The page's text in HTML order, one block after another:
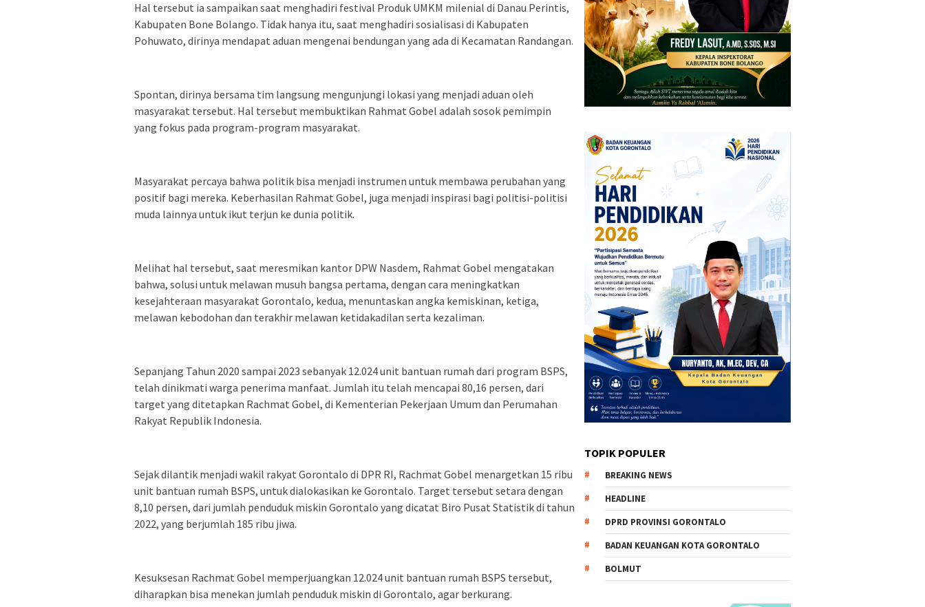
Hal tersebut ia sampaikan saat menghadiri festival Produk UMKM milenial di Danau Perintis,
Kabupaten Bone Bolango. Tidak hanya itu, saat menghadiri sosialisasi di Kabupaten
Pohuwato, dirinya mendapat aduan mengenai bendungan yang ada di Kecamatan Randangan.
Spontan, dirinya bersama tim langsung mengunjungi lokasi yang menjadi aduan oleh
masyarakat tersebut. Hal tersebut membuktikan Rahmat Gobel adalah sosok pemimpin
yang fokus pada program-program masyarakat.
Masyarakat percaya bahwa politik bisa menjadi instrumen untuk membawa perubahan yang
positif bagi mereka. Keberhasilan Rahmat Gobel, juga menjadi inspirasi bagi politisi-politisi
muda lainnya untuk ikut terjun ke dunia politik.
Melihat hal tersebut, saat meresmikan kantor DPW Nasdem, Rahmat Gobel mengatakan
bahwa, solusi untuk melawan musuh bangsa pertama, dengan cara meningkatkan
kesejahteraan masyarakat Gorontalo, kedua, menuntaskan angka kemiskinan, ketiga,
melawan kebodohan dan terakhir melawan ketidakadilan serta kezaliman.
Sepanjang Tahun 2020 sampai 2023 sebanyak 12.024 unit bantuan rumah dari program BSPS,
telah dinikmati warga penerima manfaat. Jumlah itu telah mencapai 80,16 persen, dari
target yang ditetapkan Rachmat Gobel, di Kementerian Pekerjaan Umum dan Perumahan
Rakyat Republik Indonesia.
Sejak dilantik menjadi wakil rakyat Gorontalo di DPR RI, Rachmat Gobel menargetkan 15 ribu
unit bantuan rumah BSPS, untuk dialokasikan ke Gorontalo. Target tersebut setara dengan
8,10 persen, dari jumlah penduduk miskin Gorontalo yang dicatat Biro Pusat Statistik di tahun
2022, yang berjumlah 185 ribu jiwa.
Kesuksesan Rachmat Gobel memperjuangkan 12.024 unit bantuan rumah BSPS tersebut,
diharapkan bisa menekan jumlah penduduk miskin di Gorontalo, agar berkurang.
TOPIK POPULER
BREAKING NEWS
HEADLINE
DPRD PROVINSI GORONTALO
BADAN KEUANGAN KOTA GORONTALO
BOLMUT